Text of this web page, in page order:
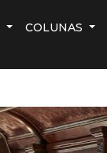
COLUNAS